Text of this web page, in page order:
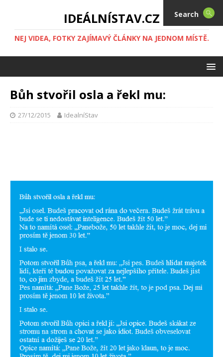
IDEÁLNÍSTAV.CZ
NEJ VIDEA, FOTKY ZAJÍMAVÝ ČLÁNKY NA JEDNOM MÍSTĚ.
Bůh stvořil osla a řekl mu:
27/12/2015 IdealníStav
Search